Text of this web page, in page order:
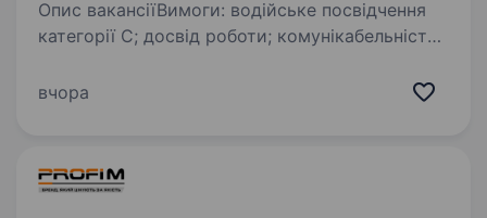
Опис вакансіїВимоги: водійське посвідчення
категорії С; досвід роботи; комунікабельність,
Обов’язки: перевезення вантажів; виконання
вчора